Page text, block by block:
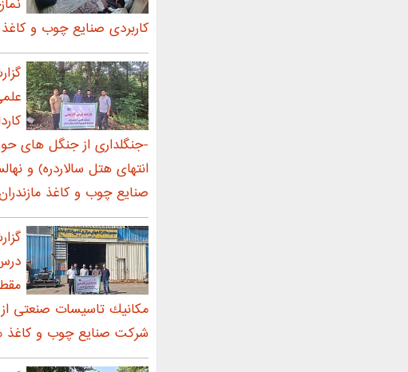
کاربردی صنایع چوب و کاغذ
-جنگلداری از جنگل های
انتهای هتل سالاردره) و
صنایع چوب و کاغذ
مكانيك تاسيسات صنعتی
شركت صنايع چوب و كاغذ